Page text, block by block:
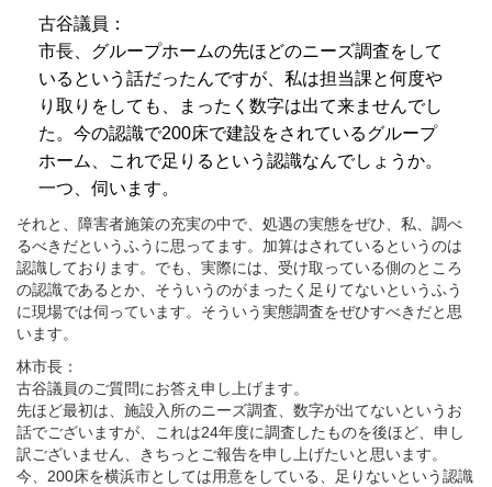
古谷議員：
市長、グループホームの先ほどのニーズ調査をして
いるという話だったんですが、私は担当課と何度や
り取りをしても、まったく数字は出て来ませんでし
た。今の認識で200床で建設をされているグループ
ホーム、これで足りるという認識なんでしょうか。
一つ、伺います。
それと、障害者施策の充実の中で、処遇の実態をぜひ、私、調べ
るべきだというふうに思ってます。加算はされているというのは
認識しております。でも、実際には、受け取っている側のところ
の認識であるとか、そういうのがまったく足りてないというふう
に現場では伺っています。そういう実態調査をぜひすべきだと思
います。
林市長：
古谷議員のご質問にお答え申し上げます。
先ほど最初は、施設入所のニーズ調査、数字が出てないというお
話でございますが、これは24年度に調査したものを後ほど、申し
訳ございません、きちっとご報告を申し上げたいと思います。
今、200床を横浜市としては用意をしている、足りないという認識